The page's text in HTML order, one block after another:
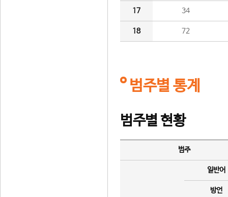
17 34
18 72
범주별 통계
범주별 현황
범주
일반어
방언